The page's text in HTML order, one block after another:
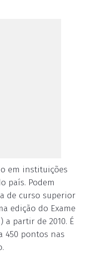
em instituições
país. Podem
de curso superior
edição do Exame
a partir de 2010. É
450 pontos nas